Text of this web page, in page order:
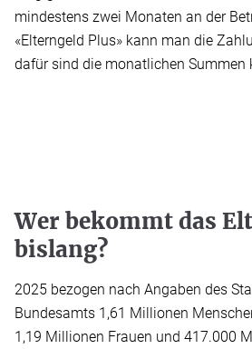
mindestens zwei Monaten an der
«Elterngeld Plus» kann man die
dafür sind die monatlichen Summen
Wer bekommt das
bislang?
2025 bezogen nach Angaben des
Bundesamts 1,61 Millionen
1,19 Millionen Frauen und 417.000